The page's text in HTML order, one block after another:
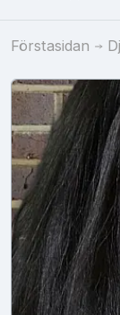
Förstasidan